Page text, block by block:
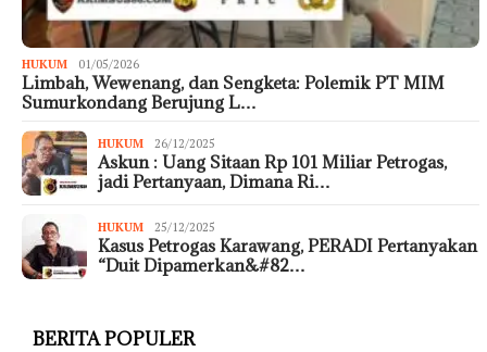
HUKUM 01/05/2026
Limbah, Wewenang, dan Sengketa: Polemik PT MIM
Sumurkondang Berujung L…
HUKUM 26/12/2025
Askun : Uang Sitaan Rp 101 Miliar Petrogas,
jadi Pertanyaan, Dimana Ri…
HUKUM 25/12/2025
Kasus Petrogas Karawang, PERADI Pertanyakan
“Duit Dipamerkan&#82…
BERITA POPULER